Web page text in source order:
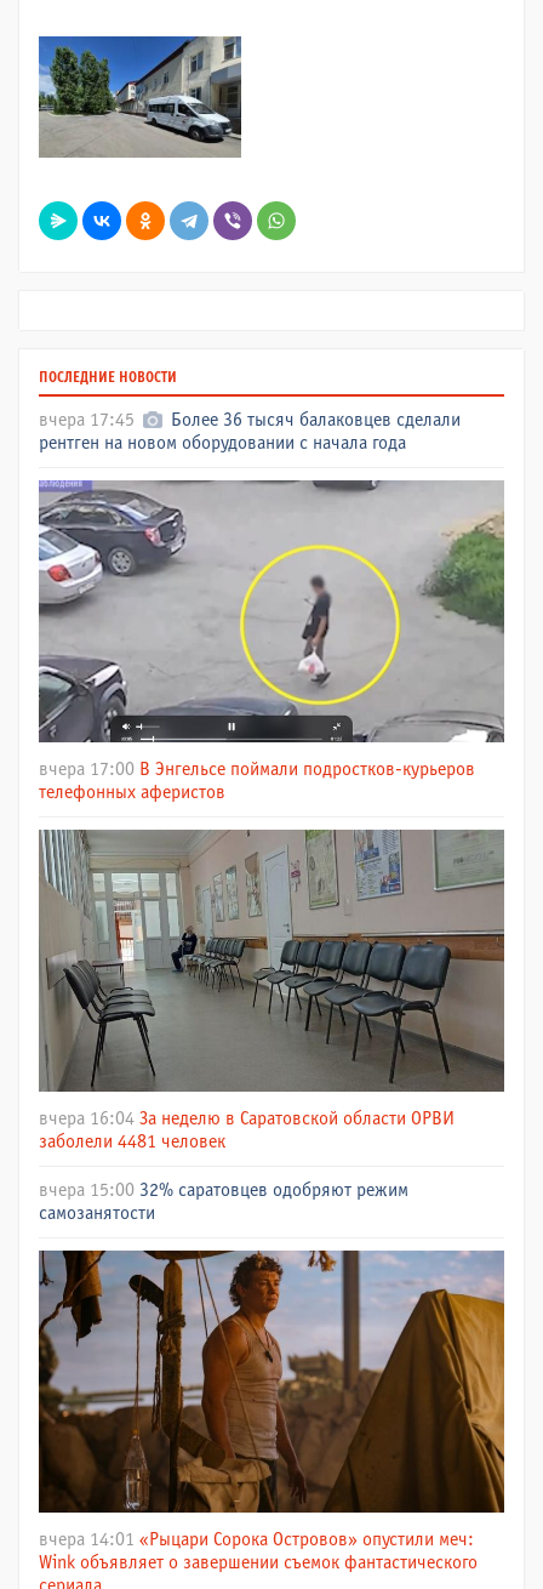
ПОСЛЕДНИЕ НОВОСТИ
вчера 17:45
Более 36 тысяч балаковцев сделали
рентген на новом оборудовании с начала года
вчера 17:00 В Энгельсе поймали подростков-курьеров
телефонных аферистов
вчера 16:04 За неделю в Саратовской области ОРВИ
заболели 4481 человек
вчера 15:00 32% саратовцев одобряют режим
самозанятости
вчера 14:01 «Рыцари Сорока Островов» опустили меч:
Wink объявляет о завершении съемок фантастического